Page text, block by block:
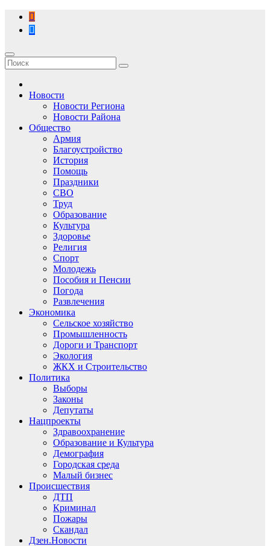
Перейти
содержимому
Новости
Новости Региона
Новости Района
Общество
Армия
Благоустройство
История
Помощь
Праздники
СВО
Труд
Образование
Культура
Здоровье
Религия
Спорт
Молодежь
Пособия и Пенсии
Погода
Развлечения
Экономика
Сельское хозяйство
Промышленность
Дороги и Транспорт
Экология
ЖКХ и Строительство
Политика
Выборы
Законы
Депутаты
Нацпроекты
Здравоохранение
Образование и Культура
Демография
Городская среда
Малый бизнес
Происшествия
ДТП
Криминал
Пожары
Скандал
Дзен.Новости